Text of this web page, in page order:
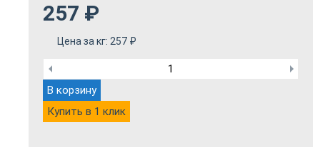
257 ₽
Цена за кг: 257 ₽
В корзину
Купить в 1 клик